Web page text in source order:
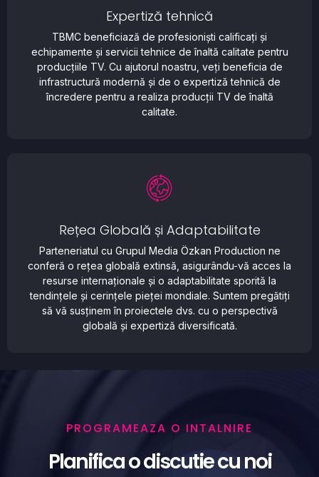
Expertiză tehnică
TBMC beneficiază de profesioniști calificați și
echipamente și servicii tehnice de înaltă calitate pentru
producțiile TV. Cu ajutorul noastru, veți beneficia de
infrastructură modernă și de o expertiză tehnică de
încredere pentru a realiza producții TV de înaltă
calitate.
Rețea Globală și Adaptabilitate
Parteneriatul cu Grupul Media Özkan Production ne
conferă o rețea globală extinsă, asigurându-vă acces la
resurse internaționale și o adaptabilitate sporită la
tendințele și cerințele pieței mondiale. Suntem pregătiți
să vă susținem în proiectele dvs. cu o perspectivă
globală și expertiză diversificată.
PROGRAMEAZA O INTALNIRE
Planifica o discutie cu noi